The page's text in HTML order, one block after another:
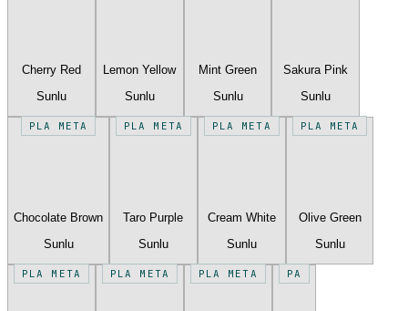
Cherry Red
Sunlu
Lemon Yellow
Sunlu
Mint Green
Sunlu
Sakura Pink
Sunlu
PLA META
Chocolate Brown
Sunlu
PLA META
Taro Purple
Sunlu
PLA META
Cream White
Sunlu
PLA META
Olive Green
Sunlu
PLA META PLA META PLA META PA